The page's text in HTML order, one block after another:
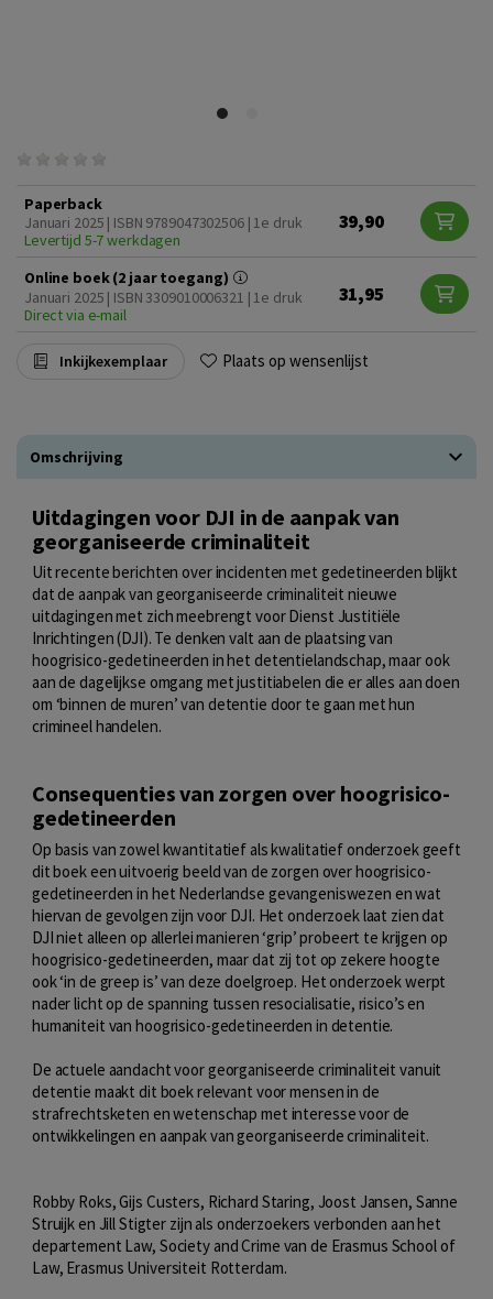
Paperback
Januari 2025 | ISBN 9789047302506 | 1e druk
Levertijd 5-7 werkdagen
39,90
Online boek (2 jaar toegang)
Januari 2025 | ISBN 3309010006321 | 1e druk
Direct via e-mail
31,95
Inkijkexemplaar Plaats op wensenlijst
Omschrijving
Uitdagingen voor DJI in de aanpak van
georganiseerde criminaliteit
Uit recente berichten over incidenten met gedetineerden blijkt
dat de aanpak van georganiseerde criminaliteit nieuwe
uitdagingen met zich meebrengt voor Dienst Justitiële
Inrichtingen (DJI). Te denken valt aan de plaatsing van
hoogrisico-gedetineerden in het detentielandschap, maar ook
aan de dagelijkse omgang met justitiabelen die er alles aan doen
om ‘binnen de muren’ van detentie door te gaan met hun
crimineel handelen.
Consequenties van zorgen over hoogrisico-
gedetineerden
Op basis van zowel kwantitatief als kwalitatief onderzoek geeft
dit boek een uitvoerig beeld van de zorgen over hoogrisico-
gedetineerden in het Nederlandse gevangeniswezen en wat
hiervan de gevolgen zijn voor DJI. Het onderzoek laat zien dat
DJI niet alleen op allerlei manieren ‘grip’ probeert te krijgen op
hoogrisico-gedetineerden, maar dat zij tot op zekere hoogte
ook ‘in de greep is’ van deze doelgroep. Het onderzoek werpt
nader licht op de spanning tussen resocialisatie, risico’s en
humaniteit van hoogrisico-gedetineerden in detentie.
De actuele aandacht voor georganiseerde criminaliteit vanuit
detentie maakt dit boek relevant voor mensen in de
strafrechtsketen en wetenschap met interesse voor de
ontwikkelingen en aanpak van georganiseerde criminaliteit.
Robby Roks, Gijs Custers, Richard Staring, Joost Jansen, Sanne
Struijk en Jill Stigter zijn als onderzoekers verbonden aan het
departement Law, Society and Crime van de Erasmus School of
Law, Erasmus Universiteit Rotterdam.